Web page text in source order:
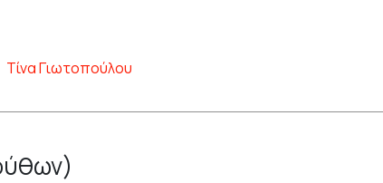
Τίνα Γιωτοπούλου